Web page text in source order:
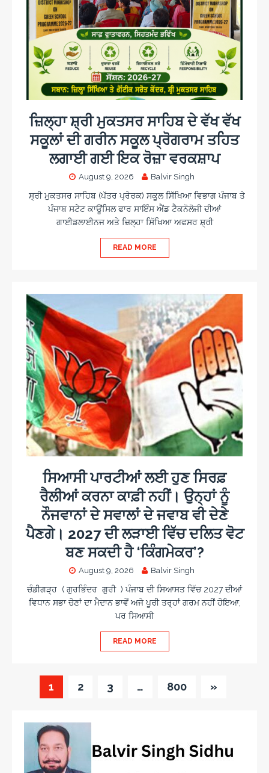
ਜ਼ਿਲ੍ਹਾ ਸ਼੍ਰੀ ਮੁਕਤਸਰ ਸਾਹਿਬ ਦੇ ਵੱਖ ਵੱਖ
ਸਕੂਲਾਂ ਦੀ ਗਰੀਨ ਸਕੂਲ ਪ੍ਰੋਗਰਾਮ ਤਹਿਤ
ਲਗਾਈ ਗਈ ਇਕ ਰੋਜ਼ਾ ਵਰਕਸ਼ਾਪ
August 9, 2026 Balvir Singh
ਸ੍ਰੀ ਮੁਕਤਸਰ ਸਾਹਿਬ (ਪੱਤਰ ਪ੍ਰੇਰਕ) ਸਕੂਲ ਸਿੱਖਿਆ ਵਿਭਾਗ ਪੰਜਾਬ ਤੇ
ਪੰਜਾਬ ਸਟੇਟ ਕਾਊਂਸਿਲ ਫਾਰ ਸਾਇੰਸ ਐਂਡ ਟੈਕਨੋਲੋਜੀ ਦੀਆਂ
ਗਾਈਡਲਾਈਨਜ ਅਤੇ ਜ਼ਿਲ੍ਹਾ ਸਿੱਖਿਆ ਅਫਸਰ ਸ਼੍ਰੀ
READ MORE
ਸਿਆਸੀ ਪਾਰਟੀਆਂ ਲਈ ਹੁਣ ਸਿਰਫ਼
ਰੈਲੀਆਂ ਕਰਨਾ ਕਾਫ਼ੀ ਨਹੀਂ। ਉਨ੍ਹਾਂ ਨੂੰ
ਨੌਜਵਾਨਾਂ ਦੇ ਸਵਾਲਾਂ ਦੇ ਜਵਾਬ ਵੀ ਦੇਣੇ
ਪੈਣਗੇ। 2027 ਦੀ ਲੜਾਈ ਵਿੱਚ ਦਲਿਤ ਵੋਟ
ਬਣ ਸਕਦੀ ਹੈ ‘ਕਿੰਗਮੇਕਰ’?
August 9, 2026 Balvir Singh
ਚੰਡੀਗੜ੍ਹ ( ਗੁਰਭਿੰਦਰ ਗੁਰੀ ) ਪੰਜਾਬ ਦੀ ਸਿਆਸਤ ਵਿੱਚ 2027 ਦੀਆਂ
ਵਿਧਾਨ ਸਭਾ ਚੋਣਾਂ ਦਾ ਮੈਦਾਨ ਭਾਵੇਂ ਅਜੇ ਪੂਰੀ ਤਰ੍ਹਾਂ ਗਰਮ ਨਹੀਂ ਹੋਇਆ,
ਪਰ ਸਿਆਸੀ
READ MORE
1 2 3 … 800 »